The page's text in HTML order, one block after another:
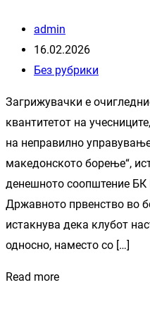
admin
16.02.2026
Без рубрики
Загрижувачки е
квантитетот на
на неправилно
македонското борење“,
денешното соопштение БК
Државното првенство во
истакнува дека клубот
односно, наместо со […]
Read more